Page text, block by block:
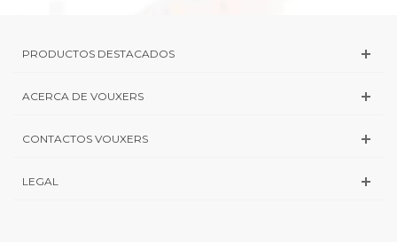
PRODUCTOS DESTACADOS
ACERCA DE VOUXERS
CONTACTOS VOUXERS
LEGAL